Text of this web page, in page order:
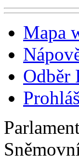
Mapa
Odběr